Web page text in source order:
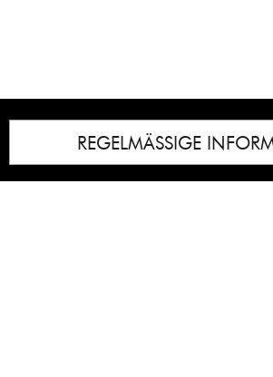
REGELMÄSSIGE